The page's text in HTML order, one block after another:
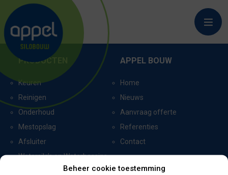
Beheer cookie toestemming
SCHAGEN_5751
PRODUCTEN
Keuren
Reinigen
Onderhoud
Mestopslag
Afsluiter
Watersilo’s en Waterbassins
APPEL BOUW
Home
Nieuws
Aanvraag offerte
Referenties
Contact